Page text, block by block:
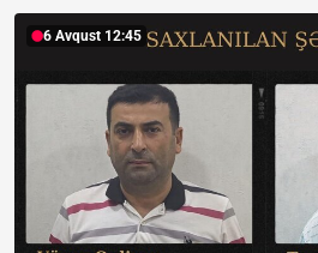
6 Avqust 12:45